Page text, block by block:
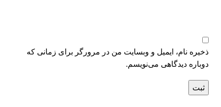
ذخیره نام، ایمیل و وبسایت من در مرورگر برای زمانی که
دوباره دیدگاهی می‌نویسم.